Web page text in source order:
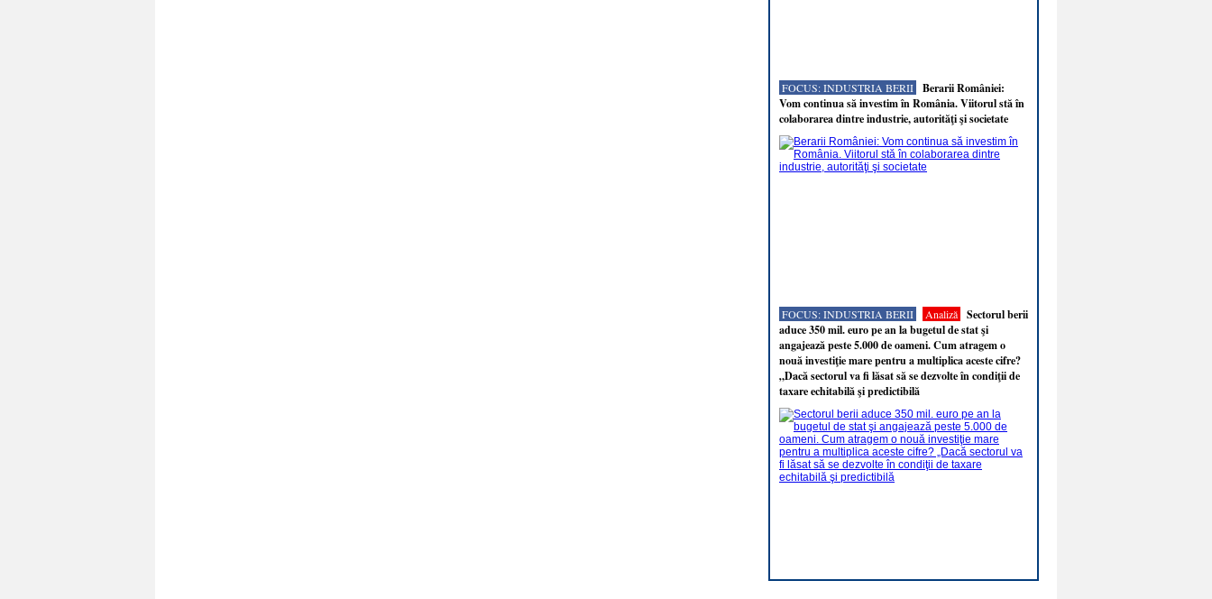
FOCUS: INDUSTRIA BERII
Berarii României:
Vom continua să investim în România. Viitorul stă în
colaborarea dintre industrie, autorităţi şi societate
FOCUS: INDUSTRIA BERII Analiză
Sectorul berii
aduce 350 mil. euro pe an la bugetul de stat şi
angajează peste 5.000 de oameni. Cum atragem o
nouă investiţie mare pentru a multiplica aceste cifre?
„Dacă sectorul va fi lăsat să se dezvolte în condiţii de
taxare echitabilă şi predictibilă